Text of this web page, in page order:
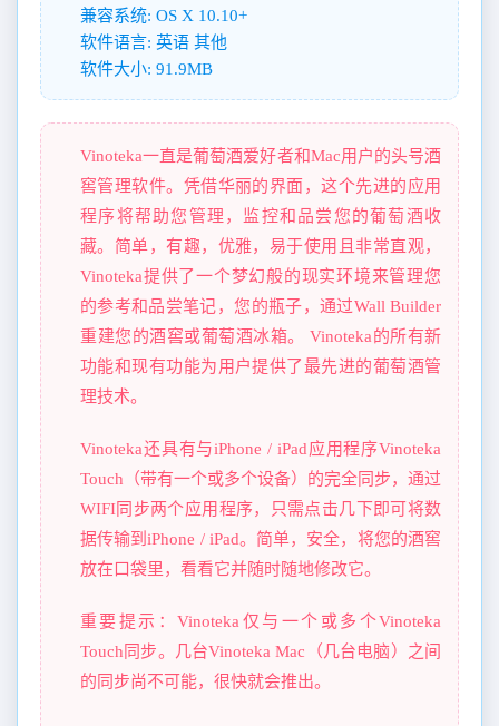
兼容系统: OS X 10.10+
软件语言: 英语 其他
软件大小: 91.9MB
Vinoteka一直是葡萄酒爱好者和Mac用户的头号酒
窖管理软件。凭借华丽的界面，这个先进的应用
程序将帮助您管理，监控和品尝您的葡萄酒收
藏。简单，有趣，优雅，易于使用且非常直观，
Vinoteka提供了一个梦幻般的现实环境来管理您
的参考和品尝笔记，您的瓶子，通过Wall Builder
重建您的酒窖或葡萄酒冰箱。 Vinoteka的所有新
功能和现有功能为用户提供了最先进的葡萄酒管
理技术。
Vinoteka还具有与iPhone / iPad应用程序Vinoteka
Touch（带有一个或多个设备）的完全同步，通过
WIFI同步两个应用程序，只需点击几下即可将数
据传输到iPhone / iPad。简单，安全，将您的酒窖
放在口袋里，看看它并随时随地修改它。
重要提示：Vinoteka仅与一个或多个Vinoteka
Touch同步。几台Vinoteka Mac（几台电脑）之间
的同步尚不可能，很快就会推出。